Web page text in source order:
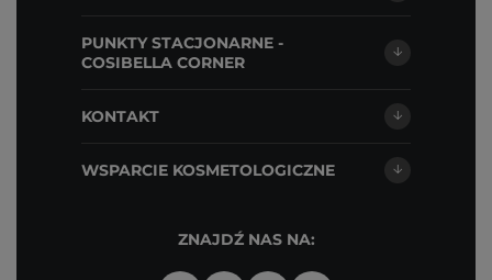
PUNKTY STACJONARNE -
COSIBELLA CORNER
KONTAKT
WSPARCIE KOSMETOLOGICZNE
ZNAJDŹ NAS NA: